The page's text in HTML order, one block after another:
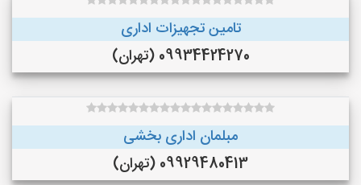
تامین تجهیزات اداری
09934424270 (تهران)
مبلمان اداری بخشی
09929480413 (تهران)